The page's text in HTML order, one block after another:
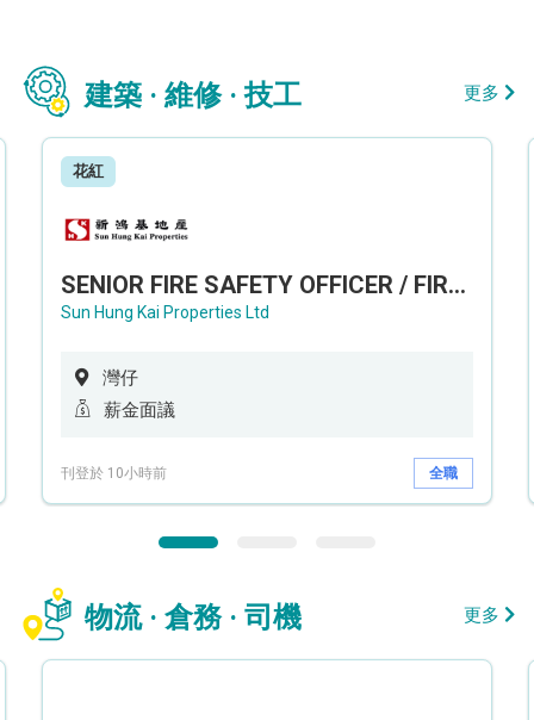
建築 · 維修 · 技工 更多
花紅
SENIOR FIRE SAFETY OFFICER / FIRE SAFETY OFFICER
Sun Hung Kai Properties Ltd
灣仔
薪金面議
刊登於 10小時前 全職
物流 · 倉務 · 司機 更多